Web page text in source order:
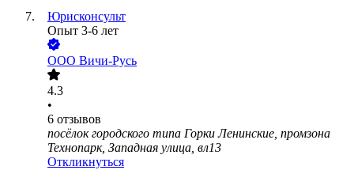
Юрисконсульт
Опыт 3-6 лет
ООО Вичи-Русь
4.3
•
6 отзывов
посёлок городского типа Горки Ленинские, промзона
Технопарк, Западная улица, вл13
Откликнуться